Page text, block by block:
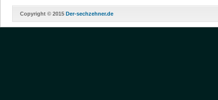
Copyright © 2015 Der-sechzehner.de